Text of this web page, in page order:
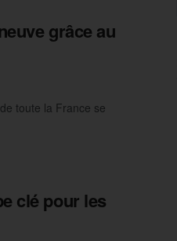
grâce au
toute la France se
clé pour les